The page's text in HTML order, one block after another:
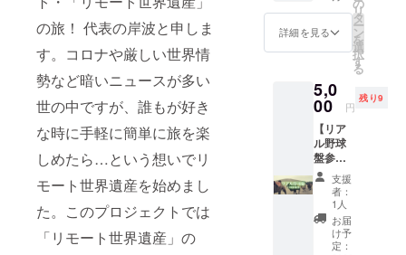
の旅！ 代表の岸波と申しま
す。コロナや厳しい世界情
勢など暗いニュースが多い
世の中ですが、誰もが好き
な時に手軽に簡単に旅を楽
しめたら…という想いでリ
モート世界遺産を始めまし
た。このプロジェクトでは
「リモート世界遺産」の
の場所
のツ
択・予
約にな
す。
（正会
員登録
は無
料） ・
ツアー
ガイド
対応時
間：３
る家族
や友
ントと
しても
ご利用
いただ
けま
す。 ・
有効期
間：２
０２２
年９月
～２０
２３年
リア内
からご
希望に
沿って
マイズ
できる
ので、
仲間同
士でワ
イワイ
楽しく
ご参加
くださ
い。 ・
ツアー
の詳細
旅！の
すべて
のツ
アーに
参加し
放題の
プラン
・現
在、イ
タリ
ア、中
国、ベ
トナ
ム、日
本、カ
ンボジ
詳細を見る
リ
タ
ー
ン
を
選
択
す
る
5,0
00 円
残り9
【リア
ル野球
盤参加
券】 ・
投げな
い、守
らな
い、走
らな
支援
者：
1人
お届
け予
定：